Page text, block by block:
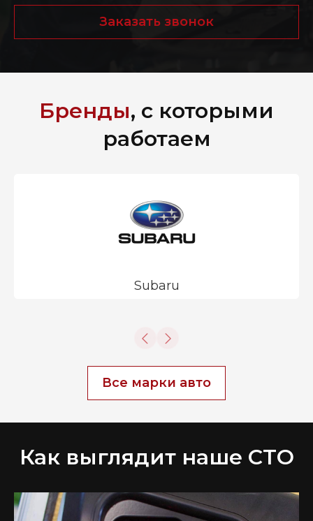
Заказать звонок
Бренды, с которыми
работаем
Subaru
Все марки авто
Как выглядит наше СТО